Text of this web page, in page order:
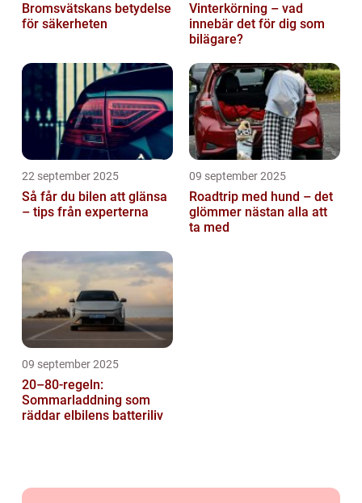
Bromsvätskans betydelse
för säkerheten
Vinterkörning – vad
innebär det för dig som
bilägare?
22 september 2025
Så får du bilen att glänsa
– tips från experterna
09 september 2025
Roadtrip med hund – det
glömmer nästan alla att
ta med
09 september 2025
20–80-regeln:
Sommarladdning som
räddar elbilens batteriliv